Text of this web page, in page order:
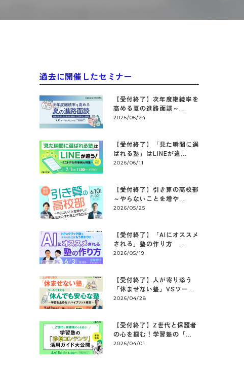
過去に開催したセミナー
【受付終了】次年度継続率を
高める夏の進路面談～...
2026/06/24
【受付終了】「見た瞬間に選
ばれる塾」はLINEが違...
2026/06/11
【受付終了】引き算の高校部
～やらないことを増や...
2026/05/25
【受付終了】「AIにオススメ
される」塾の作り方 ...
2026/05/19
【受付終了】人が寄り添う
「休ませない塾」VSツー...
2026/04/28
【受付終了】Z世代と保護者
の心を掴む！学習塾の「...
2026/04/01